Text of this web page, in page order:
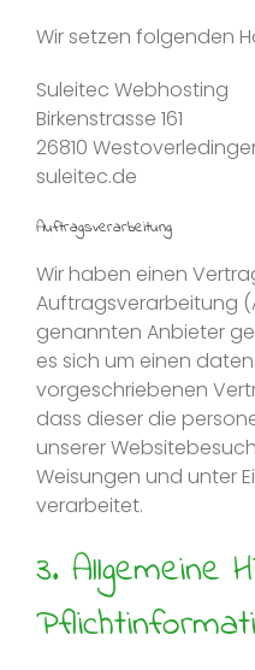
Wir setzen folgenden
Suleitec Webhosting
Birkenstrasse 161
26810
suleitec.de
Auftragsverarbeitung
Wir haben einen
Auftragsverarbeitung
genannten Anbieter
es sich um einen
vorgeschriebenen
dass dieser die
unserer
Weisungen und unter
verarbeitet.
3. Allgemeine